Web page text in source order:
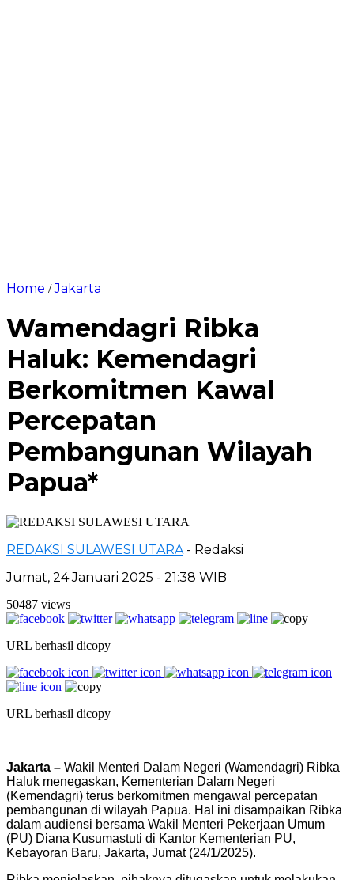
Home /Jakarta
Wamendagri Ribka
Haluk: Kemendagri
Berkomitmen Kawal
Percepatan
Pembangunan Wilayah
Papua*
REDAKSI SULAWESI UTARA - Redaksi
Jumat, 24 Januari 2025 - 21:38 WIB
50487 views
URL berhasil dicopy
URL berhasil dicopy
Jakarta – Wakil Menteri Dalam Negeri (Wamendagri) Ribka
Haluk menegaskan, Kementerian Dalam Negeri
(Kemendagri) terus berkomitmen mengawal percepatan
pembangunan di wilayah Papua. Hal ini disampaikan Ribka
dalam audiensi bersama Wakil Menteri Pekerjaan Umum
(PU) Diana Kusumastuti di Kantor Kementerian PU,
Kebayoran Baru, Jakarta, Jumat (24/1/2025).